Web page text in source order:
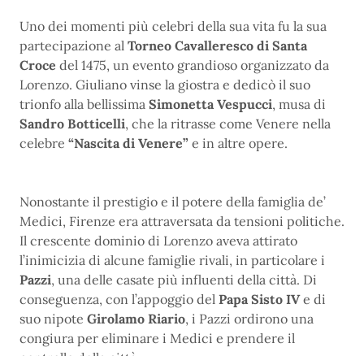
Uno dei momenti più celebri della sua vita fu la sua
partecipazione al Torneo Cavalleresco di Santa
Croce del 1475, un evento grandioso organizzato da
Lorenzo. Giuliano vinse la giostra e dedicò il suo
trionfo alla bellissima Simonetta Vespucci, musa di
Sandro Botticelli, che la ritrasse come Venere nella
celebre “Nascita di Venere” e in altre opere.
Nonostante il prestigio e il potere della famiglia de’
Medici, Firenze era attraversata da tensioni politiche.
Il crescente dominio di Lorenzo aveva attirato
l’inimicizia di alcune famiglie rivali, in particolare i
Pazzi, una delle casate più influenti della città. Di
conseguenza, con l’appoggio del Papa Sisto IVe di
suo nipote Girolamo Riario, i Pazzi ordirono una
congiura per eliminare i Medici e prendere il